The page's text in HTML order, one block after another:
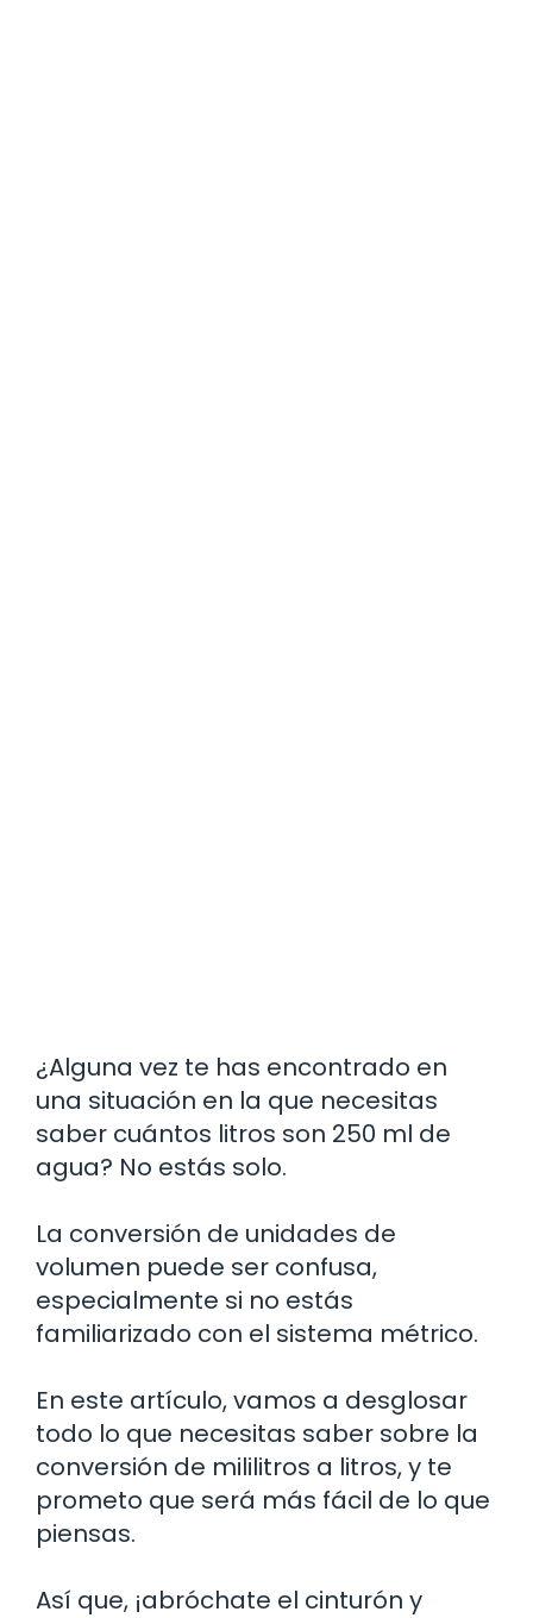
¿Alguna vez te has encontrado en
una situación en la que necesitas
saber cuántos litros son 250 ml de
agua? No estás solo.
La conversión de unidades de
volumen puede ser confusa,
especialmente si no estás
familiarizado con el sistema métrico.
En este artículo, vamos a desglosar
todo lo que necesitas saber sobre la
conversión de mililitros a litros, y te
prometo que será más fácil de lo que
piensas.
Así que, ¡abróchate el cinturón y